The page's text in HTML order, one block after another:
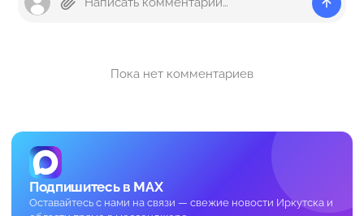
Пока нет комментариев
Подпишитесь в MAX
Оставайтесь с нами на связи — свежие новости Иркутска и